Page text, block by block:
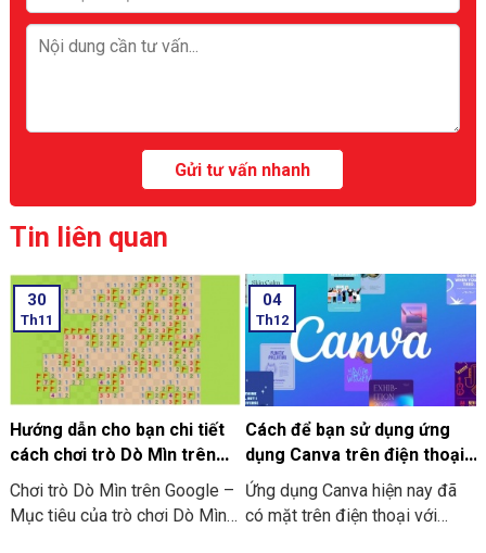
Tin liên quan
30
Th11
Hướng dẫn cho bạn chi tiết
cách chơi trò Dò Mìn trên
Google
Chơi trò Dò Mìn trên Google –
Mục tiêu của trò chơi Dò Mìn
04
Th12
Cách để bạn sử dụng ứng
dụng Canva trên điện thoại
chi tiết có làm mẫu
Ứng dụng Canva hiện nay đã
có mặt trên điện thoại với